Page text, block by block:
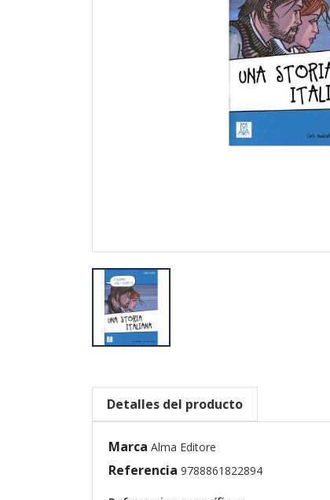
Detalles del producto
Marca Alma Editore
Referencia 9788861822894